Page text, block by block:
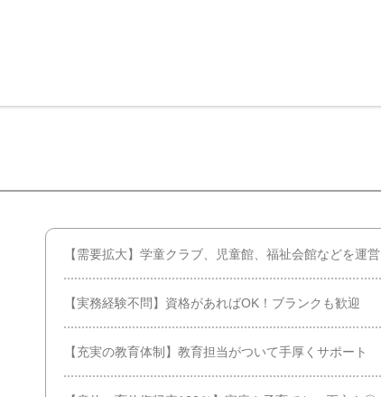
【需要拡大】学童クラブ、児童館、福祉会館などを運営
【実務経験不問】資格があればOK！ブランクも歓迎
【充実の教育体制】教育担当がついて手厚くサポート